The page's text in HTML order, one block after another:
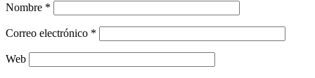
Nombre *
Correo electrónico *
Web